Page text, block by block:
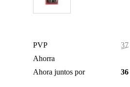
PVP
Ahorra
Ahora juntos por